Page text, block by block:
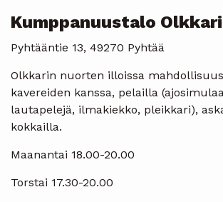
Kumppanuustalo Olkkari
Pyhtääntie 13, 49270 Pyhtää
Olkkarin nuorten illoissa
kavereiden kanssa, pelailla
lautapelejä, ilmakiekko, pleikkari),
kokkailla.
Maanantai 18.00-20.00
Torstai 17.30-20.00